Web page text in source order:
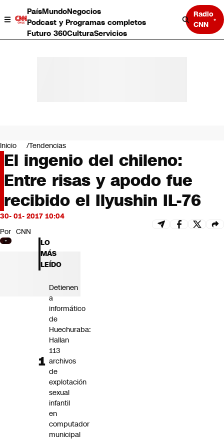
PaísMundoNegocios
Podcast y Programas completos
Futuro 360CulturaServicios
Radio
CNN
Negocios
Deportes
Programas completos
Cultura
Servicios
Bits
CNN tiempo
Futuro 360
Opinión
Inicio Tendencias
El ingenio del chileno:
Entre risas y apodo fue
recibido el Ilyushin IL-76
30- 01- 2017 10:04
Por CNN
LO
MÁS
LEÍDO
Detienen
a
informático
de
Huechuraba:
Hallan
113
archivos
de
explotación
sexual
infantil
en
computador
municipal